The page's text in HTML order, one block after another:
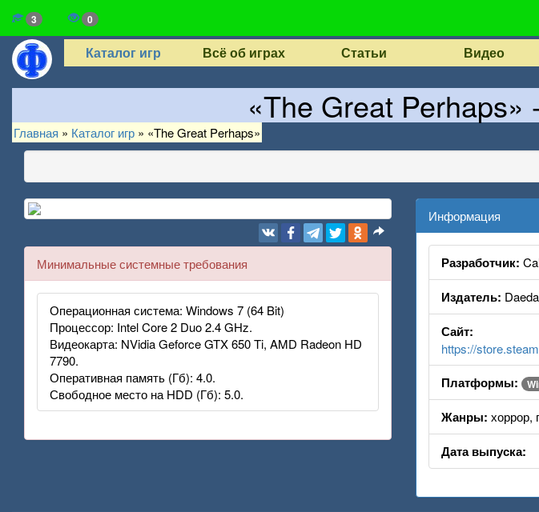
3 0
Каталог игр Всё об играх Статьи Видео
«The Great
Главная » Каталог игр » «The Great Perhaps»
Минимальные системные требования
Операционная система: Windows 7 (64 Bit)
Процессор: Intel Core 2 Duo 2.4 GHz.
Видеокарта: NVidia Geforce GTX 650 Ti, AMD Radeon HD
7790.
Оперативная память (Гб): 4.0.
Свободное место на HDD (Гб): 5.0.
Информация
Разработчик:
Издатель:
Сайт:
https://
Платформы:
Жанры: хоррор,
Дата выпуска: